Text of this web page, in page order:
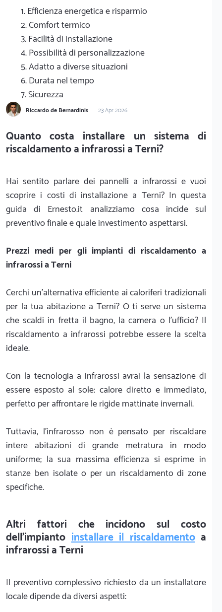
1. Efficienza energetica e risparmio
2. Comfort termico
3. Facilità di installazione
4. Possibilità di personalizzazione
5. Adatto a diverse situazioni
6. Durata nel tempo
7. Sicurezza
Riccardo de Bernardinis 23 Apr 2026
Quanto costa installare un sistema di
riscaldamento a infrarossi a Terni?
Hai sentito parlare dei pannelli a infrarossi e vuoi
scoprire i costi di installazione a Terni? In questa
guida di Ernesto.it analizziamo cosa incide sul
preventivo finale e quale investimento aspettarsi.
Prezzi medi per gli impianti di riscaldamento a
infrarossi a Terni
Cerchi un'alternativa efficiente ai caloriferi tradizionali
per la tua abitazione a Terni? O ti serve un sistema
che scaldi in fretta il bagno, la camera o l'ufficio? Il
riscaldamento a infrarossi potrebbe essere la scelta
ideale.
Con la tecnologia a infrarossi avrai la sensazione di
essere esposto al sole: calore diretto e immediato,
perfetto per affrontare le rigide mattinate invernali.
Tuttavia, l'infrarosso non è pensato per riscaldare
intere abitazioni di grande metratura in modo
uniforme; la sua massima efficienza si esprime in
stanze ben isolate o per un riscaldamento di zone
specifiche.
Altri fattori che incidono sul costo
dell'impiantoinstallare il riscaldamentoa
infrarossi a Terni
Il preventivo complessivo richiesto da un installatore
locale dipende da diversi aspetti: